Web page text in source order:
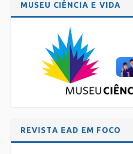
MUSEU CIÊNCIA E VIDA
REVISTA EAD EM FOCO